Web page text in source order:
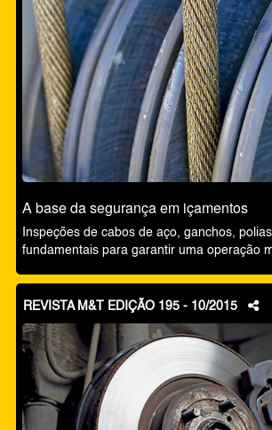
A base da segurança em içamentos
Inspeções de cabos de aço, ganchos,
fundamentais para garantir uma operação
REVISTA M&T EDIÇÃO 195 - 10/2015